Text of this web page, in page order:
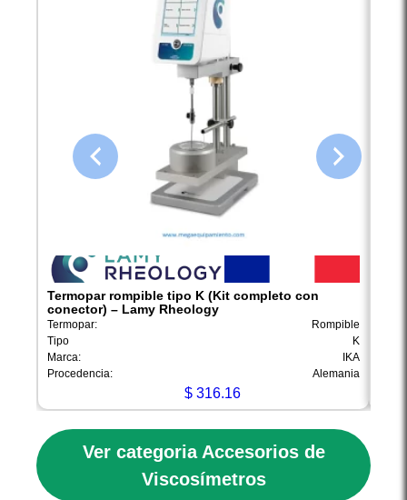
Termopar rompible tipo K (Kit completo con
conector) – Lamy Rheology
Termopar:
Rompible
Tipo
K
Marca:
IKA
Procedencia:
Alemania
$ 316.16
Ver categoria Accesorios de
Viscosímetros